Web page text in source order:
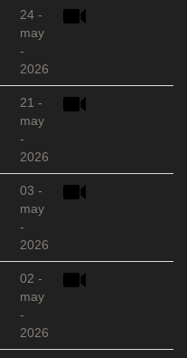
24 -
may
-
2026
21 -
may
-
2026
03 -
may
-
2026
02 -
may
-
2026